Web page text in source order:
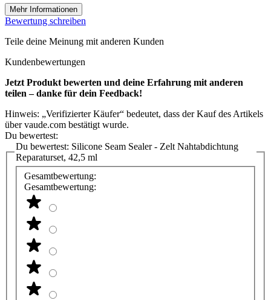
Mehr Informationen
Bewertung schreiben
Teile deine Meinung mit anderen Kunden
Kundenbewertungen
Jetzt Produkt bewerten und deine Erfahrung mit anderen
teilen – danke für dein Feedback!
Hinweis: „Verifizierter Käufer“ bedeutet, dass der Kauf des Artikels
über vaude.com bestätigt wurde.
Du bewertest:
Du bewertest: Silicone Seam Sealer - Zelt Nahtabdichtung
Reparaturset, 42,5 ml
Gesamtbewertung:
Gesamtbewertung: